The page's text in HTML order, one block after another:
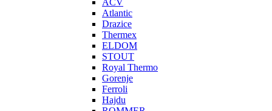
ACV
Atlantic
Drazice
Thermex
ELDOM
STOUT
Royal Thermo
Gorenje
Ferroli
Hajdu